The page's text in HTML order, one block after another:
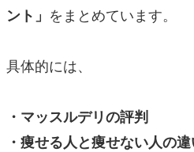
ント」 をまとめています。
具体的には、
・マッスルデリの評判
・痩せる人と痩せない人の